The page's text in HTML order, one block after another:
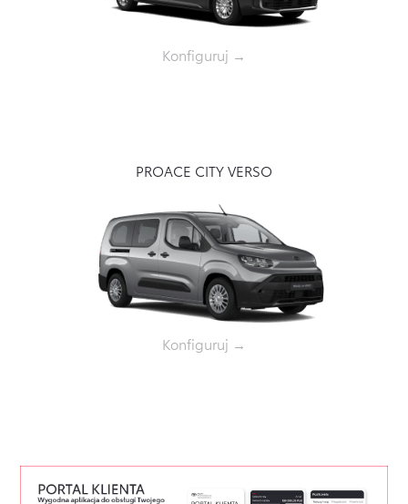
Konfiguruj →
PROACE CITY VERSO
Konfiguruj →